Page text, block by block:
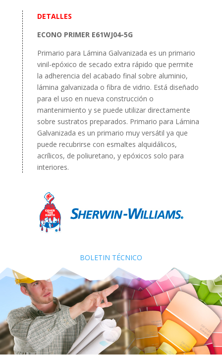
DETALLES
ECONO PRIMER E61WJ04-5G
Primario para Lámina Galvanizada es un primario
vinil-epóxico de secado extra rápido que permite
la adherencia del acabado final sobre aluminio,
lámina galvanizada o fibra de vidrio. Está diseñado
para el uso en nueva construcción o
mantenimiento y se puede utilizar directamente
sobre sustratos preparados. Primario para Lámina
Galvanizada es un primario muy versátil ya que
puede recubrirse con esmaltes alquidálicos,
acrílicos, de poliuretano, y epóxicos solo para
interiores.
BOLETIN TÉCNICO